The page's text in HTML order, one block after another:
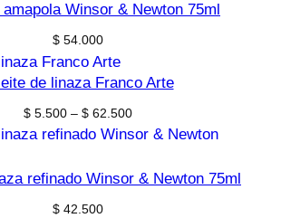
Winsor & Newton 75ml
$ 54.000
de linaza Franco Arte
$ 5.500 – $ 62.500Price
range:
through
refinado Winsor & Newton 75ml
$ 42.500